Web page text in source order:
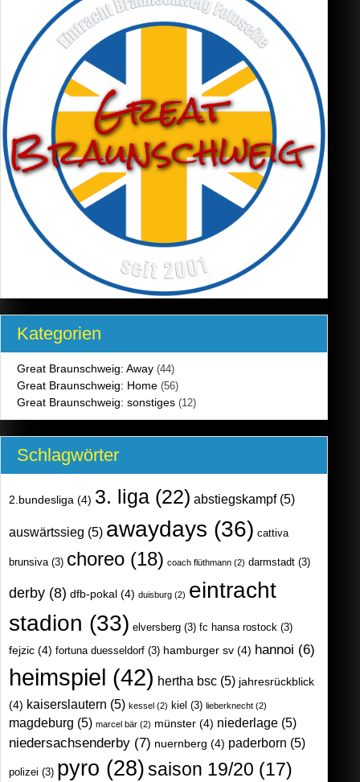
Kategorien
Great Braunschweig: Away (44)
Great Braunschweig: Home (56)
Great Braunschweig: sonstiges (12)
Schlagwörter
2.bundesliga (4) 3. liga (22) abstiegskampf(5)
auswärtssieg (5) awaydays (36) cattiva
brunsiva(3) choreo (18) coach flüthmann (2) darmstadt (3)
derby (8) dfb-pokal (4) duisburg (2) eintracht
stadion (33) elversberg (3) fc hansa rostock (3)
fejzic (4) fortuna duesseldorf (3) hamburger sv (4) hannoi (6)
heimspiel (42) hertha bsc (5) jahresrückblick
(4) kaiserslautern (5) kessel (2) kiel (3) lieberknecht (2)
magdeburg (5) marcel bär (2) münster (4) niederlage (5)
niedersachsenderby (7) nuernberg (4) paderborn (5)
polizei (3) pyro (28)saison 19/20 (17)